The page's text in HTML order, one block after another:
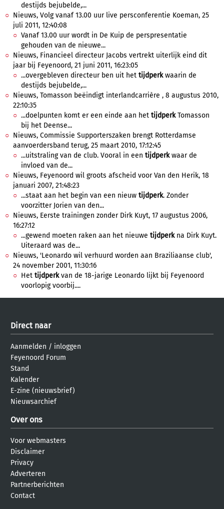
destijds bejubelde,...
Nieuws, Volg vanaf 13.00 uur live persconferentie Koeman, 25
juli 2011, 12:40:08
Vanaf 13.00 uur wordt in De Kuip de perspresentatie
gehouden van de nieuwe...
Nieuws, Financieel directeur Jacobs vertrekt uiterlijk eind dit
jaar bij Feyenoord, 21 juni 2011, 16:23:05
...overgebleven directeur ben uit het tijdperkwaarin de
destijds bejubelde,...
Nieuws, Tomasson beëindigt interlandcarrière , 8 augustus 2010,
22:10:35
...doelpunten komt er een einde aan het tijdperkTomasson
bij het Deense...
Nieuws, Commissie Supporterszaken brengt Rotterdamse
aanvoerdersband terug, 25 maart 2010, 17:12:45
...uitstraling van de club. Vooral in een tijdperkwaar de
invloed van de...
Nieuws, Feyenoord wil groots afscheid voor Van den Herik, 18
januari 2007, 21:48:23
...staat aan het begin van een nieuw tijdperk. Zonder
voorzitter Jorien van den...
Nieuws, Eerste trainingen zonder Dirk Kuyt, 17 augustus 2006,
16:27:12
...gewend moeten raken aan het nieuwe tijdperkna Dirk Kuyt.
Uiteraard was de...
Nieuws, 'Leonardo wil verhuurd worden aan Braziliaanse club',
24 november 2001, 11:30:16
Het tijdperkvan de 18-jarige Leonardo lijkt bij Feyenoord
voorlopig voorbij....
Direct naar
Aanmelden / inloggen
Feyenoord Forum
Stand
Kalender
E-zine (nieuwsbrief)
Nieuwsarchief
Over ons
Voor webmasters
Disclaimer
Privacy
Adverteren
Partnerberichten
Contact